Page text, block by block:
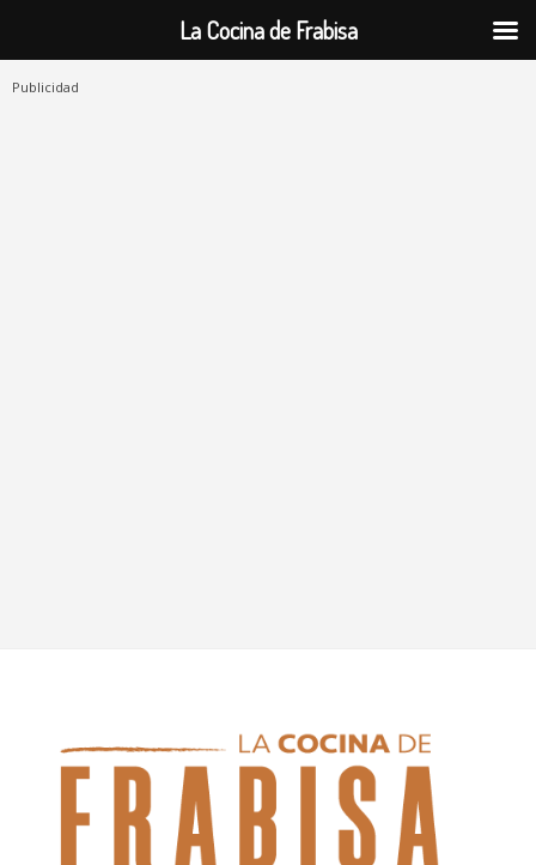
Publicidad
La Cocina de Frabisa